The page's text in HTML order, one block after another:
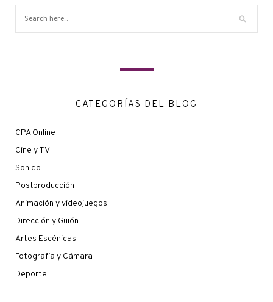
CATEGORÍAS DEL BLOG
CPA Online
Cine y TV
Sonido
Postproducción
Animación y videojuegos
Dirección y Guión
Artes Escénicas
Fotografía y Cámara
Deporte